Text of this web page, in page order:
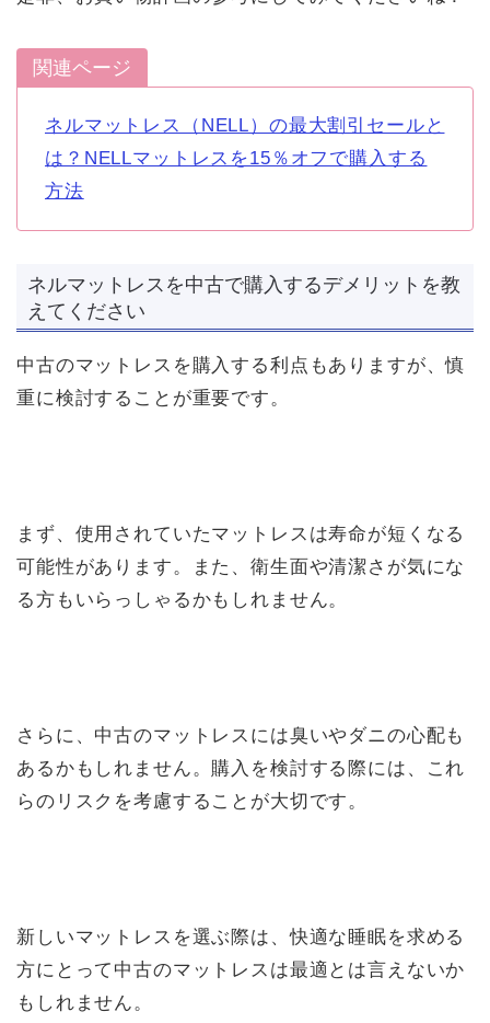
関連ページ
ネルマットレス（NELL）の最大割引セールと
は？NELLマットレスを15％オフで購入する
方法
ネルマットレスを中古で購入するデメリットを教
えてください
中古のマットレスを購入する利点もありますが、慎
重に検討することが重要です。
まず、使用されていたマットレスは寿命が短くなる
可能性があります。また、衛生面や清潔さが気にな
る方もいらっしゃるかもしれません。
さらに、中古のマットレスには臭いやダニの心配も
あるかもしれません。購入を検討する際には、これ
らのリスクを考慮することが大切です。
新しいマットレスを選ぶ際は、快適な睡眠を求める
方にとって中古のマットレスは最適とは言えないか
もしれません。